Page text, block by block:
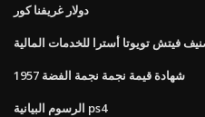
دولار غريفنا كور
فيتش تويوتا أسترا للخدمات المالية
1957 شهادة قيمة نجمة نجمة الفضة
الرسوم البيانية ps4